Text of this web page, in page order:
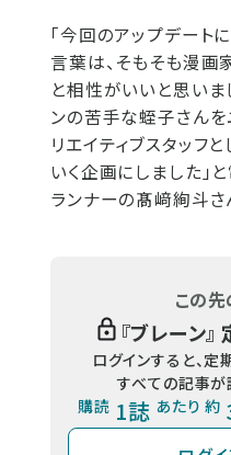
「今回のアップデート
言葉は、そもそも漫画
と相性がいいと思いま
ンの苦手な蛭子さんを
リエイティブスタッフ
いく企画にしました」
ランナーの髙﨑絢斗
この
『ブレーン』
ログインすると、定
すべての記事が
購読 1誌 あたり 約